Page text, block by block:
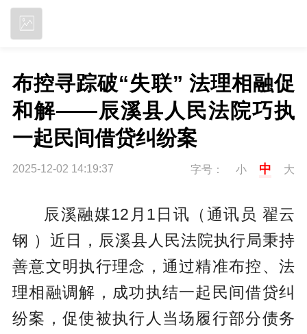
布控寻踪破“失联” 法理相融促
和解——辰溪县人民法院巧执
一起民间借贷纠纷案
2025-12-02 14:19:37 字号： 小 中 大
辰溪融媒12月1日讯（通讯员 翟云
钢 ）近日，辰溪县人民法院执行局秉持
善意文明执行理念，通过精准布控、法
理相融调解，成功执结一起民间借贷纠
纷案，促使被执行人当场履行部分债务